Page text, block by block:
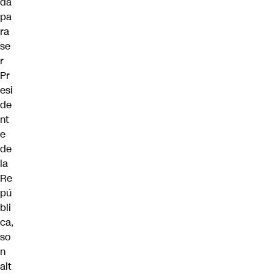
pa
ra
se
r
Pr
esi
de
nt
e
de
la
Re
pú
bli
ca,
so
n
alt